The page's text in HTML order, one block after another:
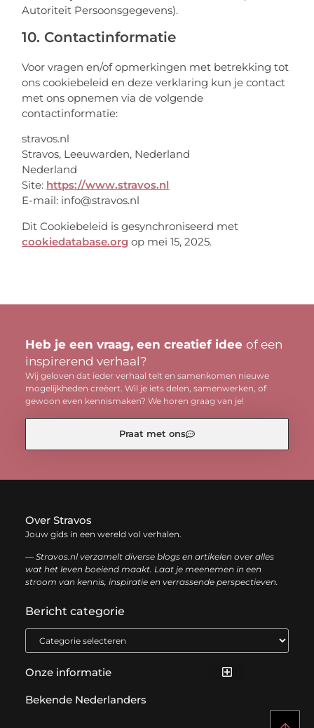
Autoriteit Persoonsgegevens).
10. Contactinformatie
Voor vragen en/of opmerkingen met betrekking tot
ons cookiebeleid en deze verklaring kun je contact
met ons opnemen via de volgende
contactinformatie:
stravos.nl
Stravos, Leeuwarden, Nederland
Nederland
Site: https://www.stravos.nl
E-mail: info@stravos.nl
Dit Cookiebeleid is gesynchroniseerd met
cookiedatabase.org op mei 15, 2025.
Heb je een vraag, een creatief idee of een
inspirerend verhaal?
Wij geloven dat ieder verhaal telt en samenkomen nieuwe
mogelijkheden creëert. Wil je iets delen, samenwerken, of
gewoon even kennismaken? We horen graag van je!
Praat met ons
Over Stravos
Jouw gids in een wereld vol verhalen.
— Stravos.nl verzamelt diverse blogs en artikelen over alles
wat het leven boeiend maakt. Laat je meenemen in een
stroom van kennis, inspiratie en verrassende perspectieven.
Bericht categorie
Onze informatie
Bekende Nederlanders